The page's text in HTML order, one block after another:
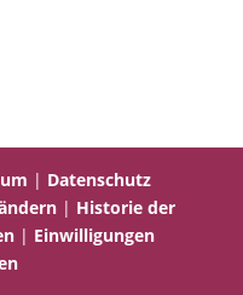
| Datenschutz
| Historie der
| Einwilligungen